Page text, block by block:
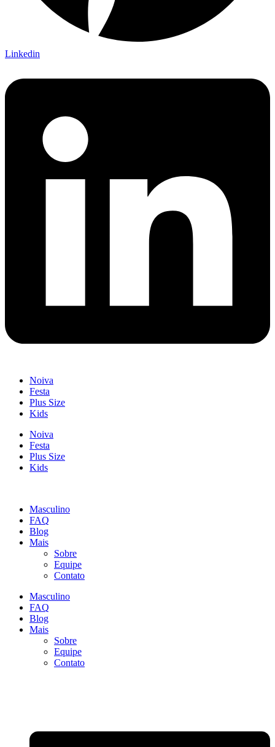
Linkedin
Noiva
Festa
Plus Size
Kids
Noiva
Festa
Plus Size
Kids
Masculino
FAQ
Blog
Mais
Sobre
Equipe
Contato
Masculino
FAQ
Blog
Mais
Sobre
Equipe
Contato